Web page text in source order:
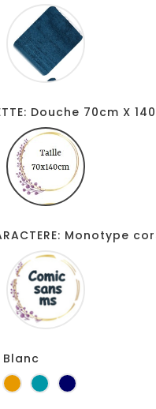
Douche 70cm X
toilette
50cm
100cm
X
140cm
Monotype
Monotype
corsiva
Blanc
foncé
Jaune
d'or
Turquoise
Marine